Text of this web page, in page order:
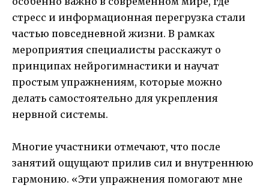
стресс и информационная перегрузка стали
частью повседневной жизни. В рамках
мероприятия специалисты расскажут о
принципах нейрогимнастики и научат
простым упражнениям, которые можно
делать самостоятельно для укрепления
нервной системы.
Многие участники отмечают, что после
занятий ощущают прилив сил и внутреннюю
гармонию. «Эти упражнения помогают мне